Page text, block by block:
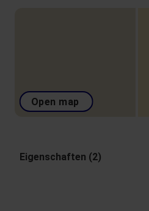
Open map
Eigenschaften (2)